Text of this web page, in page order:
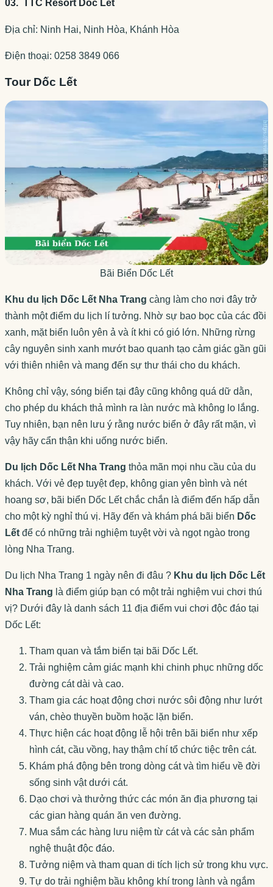
03. TTC Resort Dốc Lết
Địa chỉ: Ninh Hai, Ninh Hòa, Khánh Hòa
Điện thoại: 0258 3849 066
Tour Dốc Lết
Bãi Biển Dốc Lết
Khu du lịch Dốc Lết Nha Trang càng làm cho nơi đây trở
thành một điểm du lịch lí tưởng. Nhờ sự bao bọc của các đồi
xanh, mặt biển luôn yên ả và ít khi có gió lớn. Những rừng
cây nguyên sinh xanh mướt bao quanh tạo cảm giác gần gũi
với thiên nhiên và mang đến sự thư thái cho du khách.
Không chỉ vậy, sóng biển tại đây cũng không quá dữ dằn,
cho phép du khách thả mình ra làn nước mà không lo lắng.
Tuy nhiên, bạn nên lưu ý rằng nước biển ở đây rất mặn, vì
vậy hãy cẩn thận khi uống nước biển.
Du lịch Dốc Lết Nha Trang thỏa mãn mọi nhu cầu của du
khách. Với vẻ đẹp tuyệt đẹp, không gian yên bình và nét
hoang sơ, bãi biển Dốc Lết chắc chắn là điểm đến hấp dẫn
cho một kỳ nghỉ thú vị. Hãy đến và khám phá bãi biển Dốc
Lết để có những trải nghiệm tuyệt vời và ngọt ngào trong
lòng Nha Trang.
Du lịch Nha Trang 1 ngày nên đi đâu ? Khu du lịch Dốc Lết
Nha Trang là điểm giúp bạn có một trải nghiệm vui chơi thú
vị? Dưới đây là danh sách 11 địa điểm vui chơi độc đáo tại
Dốc Lết:
Tham quan và tắm biển tại bãi Dốc Lết.
Trải nghiệm cảm giác mạnh khi chinh phục những dốc
đường cát dài và cao.
Tham gia các hoạt động chơi nước sôi động như lướt
ván, chèo thuyền buồm hoặc lặn biển.
Thực hiện các hoạt động lễ hội trên bãi biển như xếp
hình cát, cầu vồng, hay thậm chí tổ chức tiệc trên cát.
Khám phá động bên trong dòng cát và tìm hiểu về đời
sống sinh vật dưới cát.
Dạo chơi và thưởng thức các món ăn địa phương tại
các gian hàng quán ăn ven đường.
Mua sắm các hàng lưu niệm từ cát và các sản phẩm
nghệ thuật độc đáo.
Tưởng niệm và tham quan di tích lịch sử trong khu vực.
Tự do trải nghiệm bầu không khí trong lành và ngắm